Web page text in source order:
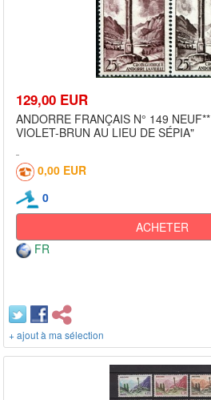
129,00 EUR
ANDORRE FRANÇAIS N° 149
VIOLET-BRUN AU LIEU DE SÉPIA"
0,00 EUR
0
ACHETER
FR
+ ajout à ma sélection